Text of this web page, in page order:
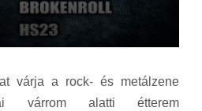
várja a rock- és metálzene
várrom alatti étterem